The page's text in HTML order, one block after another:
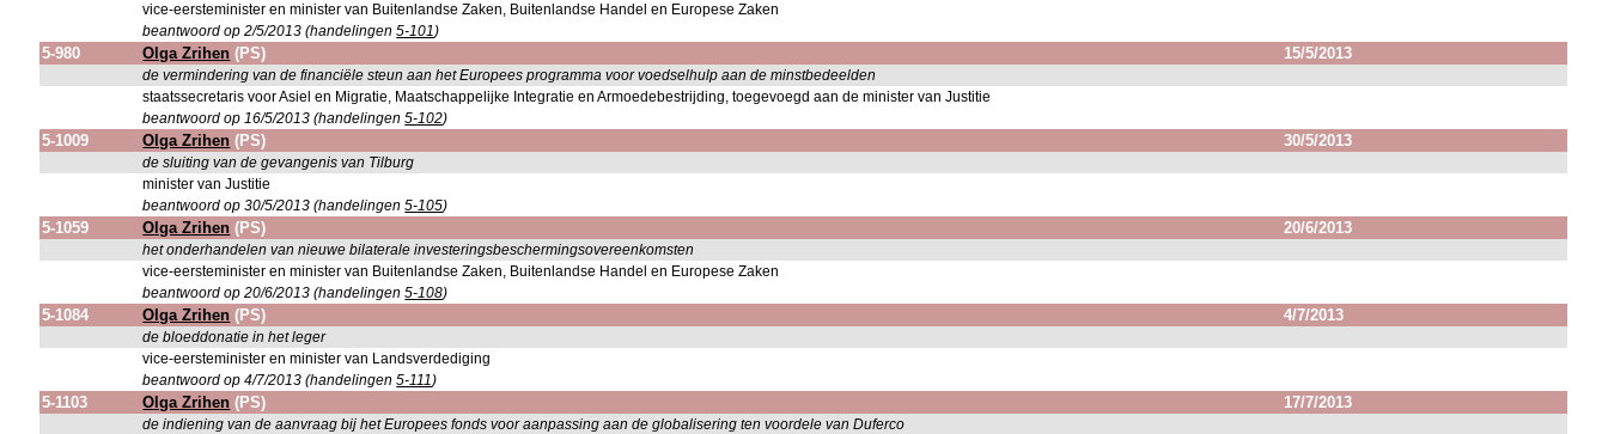
vice-eersteminister en minister van Buitenlandse Zaken, Buitenlandse Handel en Europese Zaken
beantwoord op 2/5/2013 (handelingen5-101)
5-980 Olga Zrihen (PS) 15/5/2013
de vermindering van de financiële steun aan het Europees programma voor voedselhulp aan de minstbedeelden
staatssecretaris voor Asiel en Migratie, Maatschappelijke Integratie en Armoedebestrijding, toegevoegd aan de minister van Justitie
beantwoord op 16/5/2013 (handelingen5-102)
5-1009 Olga Zrihen (PS) 30/5/2013
de sluiting van de gevangenis van Tilburg
minister van Justitie
beantwoord op 30/5/2013 (handelingen5-105)
5-1059 Olga Zrihen (PS) 20/6/2013
het onderhandelen van nieuwe bilaterale investeringsbeschermingsovereenkomsten
vice-eersteminister en minister van Buitenlandse Zaken, Buitenlandse Handel en Europese Zaken
beantwoord op 20/6/2013 (handelingen5-108)
5-1084 Olga Zrihen (PS) 4/7/2013
de bloeddonatie in het leger
vice-eersteminister en minister van Landsverdediging
beantwoord op 4/7/2013 (handelingen5-111)
5-1103 Olga Zrihen (PS) 17/7/2013
de indiening van de aanvraag bij het Europees fonds voor aanpassing aan de globalisering ten voordele van Duferco